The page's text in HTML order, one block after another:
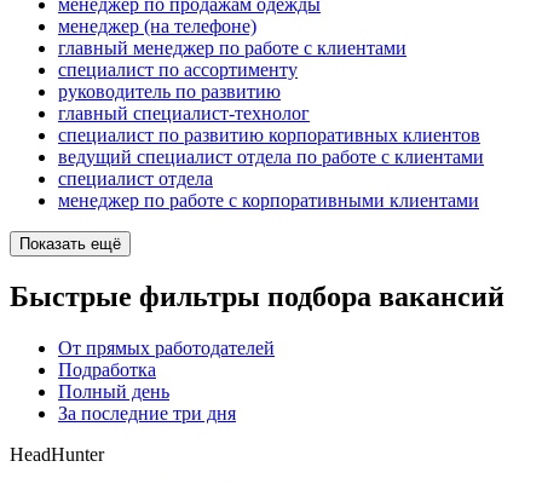
менеджер по продажам одежды
менеджер (на телефоне)
главный менеджер по работе с клиентами
специалист по ассортименту
руководитель по развитию
главный специалист-технолог
специалист по развитию корпоративных клиентов
ведущий специалист отдела по работе с клиентами
специалист отдела
менеджер по работе с корпоративными клиентами
Показать ещё
Быстрые фильтры подбора вакансий
От прямых работодателей
Подработка
Полный день
За последние три дня
HeadHunter